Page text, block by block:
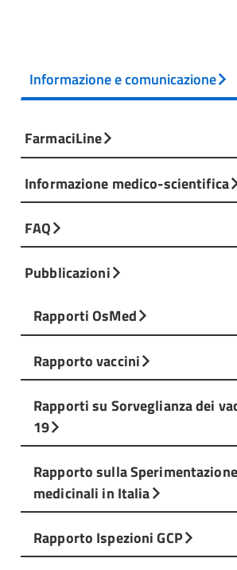
Informazione e comunicazione
FarmaciLine
Informazione medico-scientifica
FAQ
Pubblicazioni
Rapporti OsMed
Rapporto vaccini
Rapporti su Sorveglianza dei
19
Rapporto sulla
medicinali in Italia
Rapporto Ispezioni GCP